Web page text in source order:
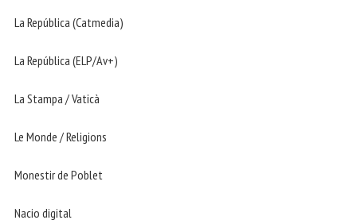
La República (Catmedia)
La República (ELP/Av+)
La Stampa / Vaticà
Le Monde / Religions
Monestir de Poblet
Nacio digital